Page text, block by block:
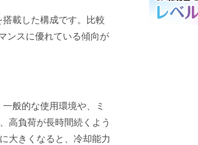
載した構成です。比較
ンスに優れている傾向が
般的な使用環境や、ミ
高負荷が長時間続くよう
大きくなると、冷却能力